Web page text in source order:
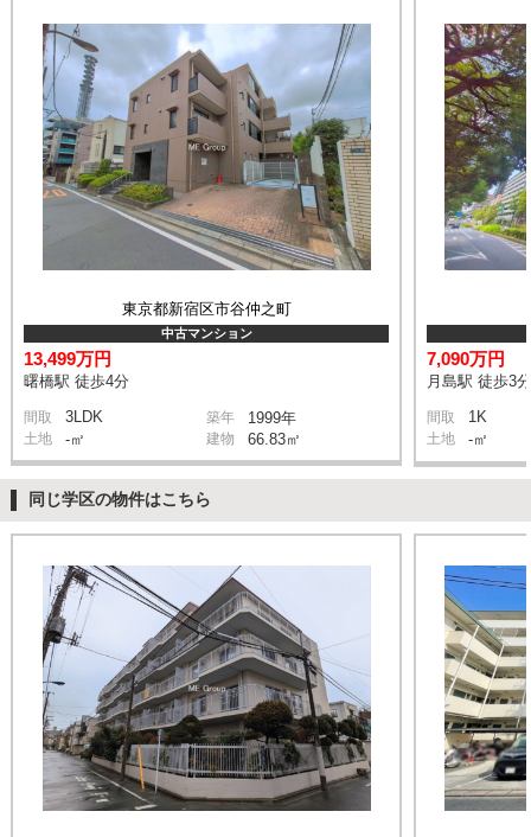
東京都新宿区市谷仲之町
中古マンション
13,499万円
曙橋駅 徒歩4分
間取 3LDK 築年 1999年
土地 -㎡ 建物 66.83㎡
7,090万円
月島駅 徒歩3分
間取 1K
土地 -㎡
同じ学区の物件はこちら